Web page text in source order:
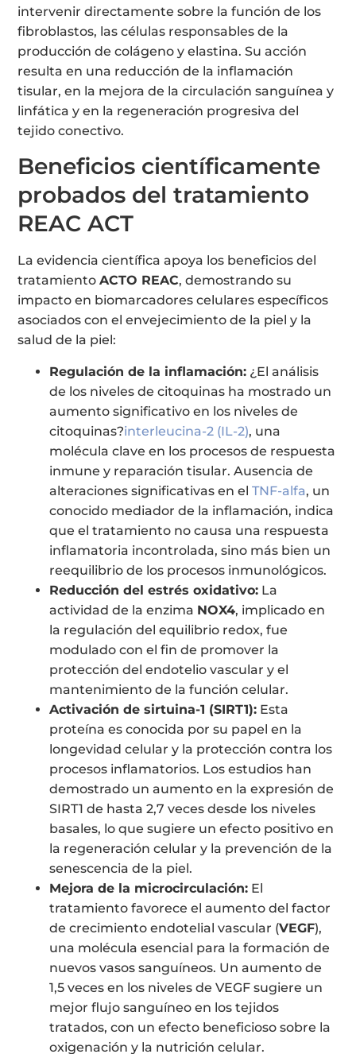
intervenir directamente sobre la función de los
fibroblastos, las células responsables de la
producción de colágeno y elastina. Su acción
resulta en una reducción de la inflamación
tisular, en la mejora de la circulación sanguínea y
linfática y en la regeneración progresiva del
tejido conectivo.
Beneficios científicamente
probados del tratamiento
REAC ACT
La evidencia científica apoya los beneficios del
tratamientoACTO REAC, demostrando su
impacto en biomarcadores celulares específicos
asociados con el envejecimiento de la piel y la
salud de la piel:
Regulación de la inflamación: ¿El análisis
de los niveles de citoquinas ha mostrado un
aumento significativo en los niveles de
citoquinas?interleucina-2 (IL-2), una
molécula clave en los procesos de respuesta
inmune y reparación tisular. Ausencia de
alteraciones significativas en elTNF-alfa, un
conocido mediador de la inflamación, indica
que el tratamiento no causa una respuesta
inflamatoria incontrolada, sino más bien un
reequilibrio de los procesos inmunológicos.
Reducción del estrés oxidativo: La
actividad de la enzima NOX4, implicado en
la regulación del equilibrio redox, fue
modulado con el fin de promover la
protección del endotelio vascular y el
mantenimiento de la función celular.
Activación de sirtuina-1 (SIRT1): Esta
proteína es conocida por su papel en la
longevidad celular y la protección contra los
procesos inflamatorios. Los estudios han
demostrado un aumento en la expresión de
SIRT1 de hasta 2,7 veces desde los niveles
basales, lo que sugiere un efecto positivo en
la regeneración celular y la prevención de la
senescencia de la piel.
Mejora de la microcirculación: El
tratamiento favorece el aumento del factor
de crecimiento endotelial vascular (VEGF),
una molécula esencial para la formación de
nuevos vasos sanguíneos. Un aumento de
1,5 veces en los niveles de VEGF sugiere un
mejor flujo sanguíneo en los tejidos
tratados, con un efecto beneficioso sobre la
oxigenación y la nutrición celular.